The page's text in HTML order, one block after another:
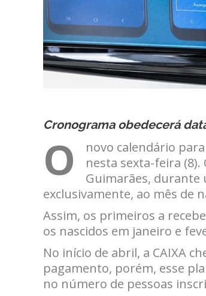
Cronograma obedecerá
O
novo calendário
nesta sexta-feira
Guimarães, durante
exclusivamente, ao mês de
Assim, os primeiros a
os nascidos em janeiro e
No início de abril, a CAIXA
pagamento, porém, esse
no número de pessoas